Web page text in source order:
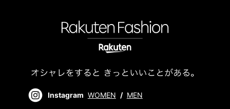
Instagram WOMEN / MEN